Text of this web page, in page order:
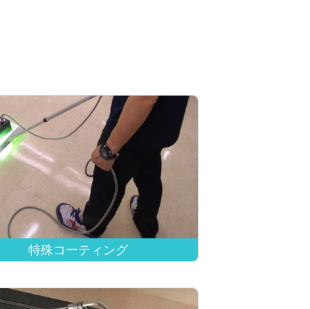
特殊コーティング